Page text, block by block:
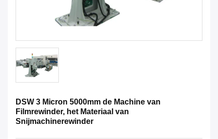
DSW 3 Micron 5000mm de Machine van
Filmrewinder, het Materiaal van
Snijmachinerewinder